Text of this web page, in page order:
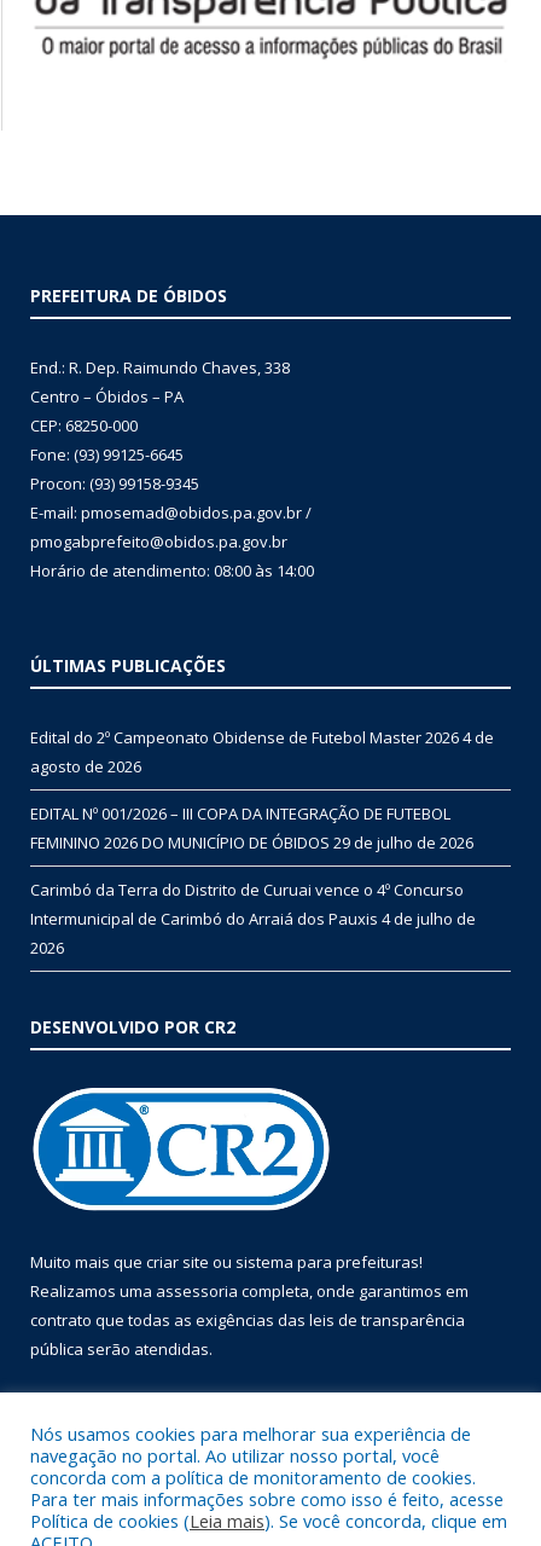
PREFEITURA DE ÓBIDOS
End.: R. Dep. Raimundo Chaves, 338
Centro – Óbidos – PA
CEP: 68250-000
Fone: (93) 99125-6645
Procon: (93) 99158-9345
E-mail: pmosemad@obidos.pa.gov.br /
pmogabprefeito@obidos.pa.gov.br
Horário de atendimento: 08:00 às 14:00
ÚLTIMAS PUBLICAÇÕES
Edital do 2º Campeonato Obidense de Futebol Master 20264 de
agosto de 2026
EDITAL Nº 001/2026 – III COPA DA INTEGRAÇÃO DE FUTEBOL
FEMININO 2026 DO MUNICÍPIO DE ÓBIDOS 29 de julho de 2026
Carimbó da Terra do Distrito de Curuai vence o 4º Concurso
Intermunicipal de Carimbó do Arraiá dos Pauxis 4 de julho de
2026
DESENVOLVIDO POR CR2
Muito mais que criar site ou sistema para prefeituras!
Realizamos uma assessoria completa, onde garantimos em
contrato que todas as exigências das leis de transparência
pública serão atendidas.
Todos os direitos reservados a Prefeitura Municipal de Óbidos.
Nós usamos cookies para melhorar sua experiência de
navegação no portal. Ao utilizar nosso portal, você
concorda com a política de monitoramento de cookies.
Para ter mais informações sobre como isso é feito, acesse
Política de cookies (Leia mais). Se você concorda, clique em